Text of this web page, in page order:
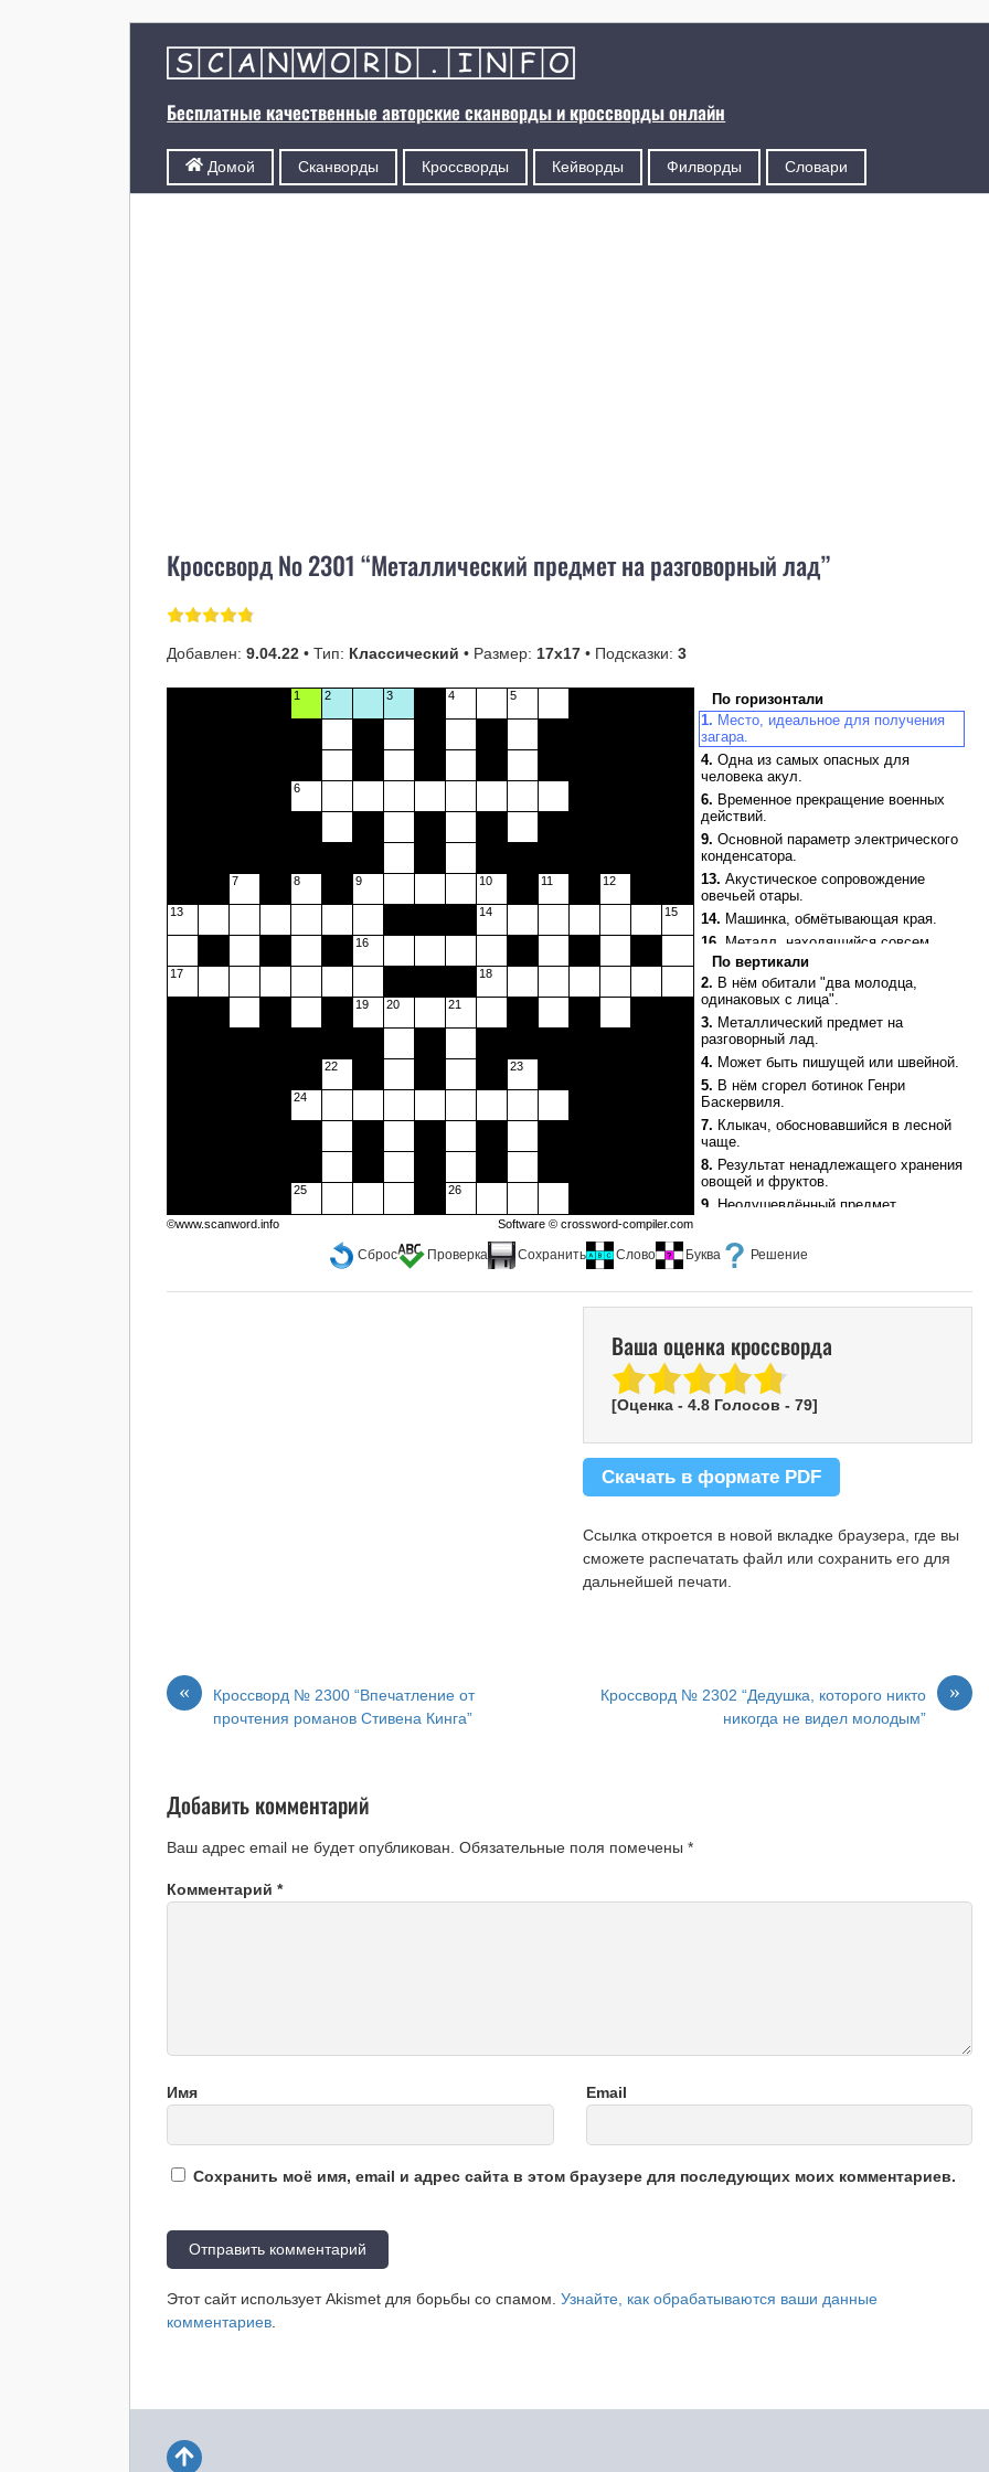
Бесплатные качественные авторские сканворды и кроссворды онлайн
Домой Сканворды Кроссворды Кейворды Филворды Словари
Кроссворд № 2301 “Металлический предмет на разговорный лад”
Добавлен:9.04.22 • Тип: Классический • Размер: 17х17 • Подсказки:3
Сброс Проверка Сохранить Слово Буква Решение
По горизонтали
1. Место, идеальное для получения
загара.
4.Одна из самых опасных для
человека акул.
6. Временное прекращение военных
действий.
9.Основной параметр электрического
конденсатора.
13.Акустическое сопровождение
овечьей отары.
14. Машинка, обмётывающая края.
16. Металл, находящийся совсем
рядом с ураном.
17.Русская народная подвижная игра.
18.Активная готовность к
выполнению трудного дела.
19. Подруга, которую Моська учила
жизни в известной басне.
24.Неожиданное обстоятельство с
осложнениями.
25.Часть сбруи, иногда попадающая
под хвост человеку.
26.Лучше них могут быть только они
сами.
По вертикали
2. В нём обитали "два молодца,
одинаковых с лица".
3. Металлический предмет на
разговорный лад.
4. Может быть пишущей или швейной.
5. В нём сгорел ботинок Генри
Баскервиля.
7. Клыкач, обосновавшийся в лесной
чаще.
8. Результат ненадлежащего хранения
овощей и фруктов.
9. Неодушевлённый предмет,
10.Лирическая песня в фольклоре
молдаван и румын.
любовные интриги.
13.
"Он наказал любовью всех, чтоб в
муках верить научились".
15.Деревянная "палка", которую
20.Сильное, тщеславное стремление
осуществить свою задумку.
21. Созвездие Южного полушария.
23. Вещмешок за плечами
красноармейца.
1 2 3 4 5
6
7 8 9 10 11 12
13 14 15
16
17 18
19 20 21
22 23
24
25 26
©www.scanword.info Software ©crossword-compiler.com
Ваша оценка кроссворда
[Оценка - 4.8Голосов - 79]
Скачать в формате PDF
Ссылка откроется в новой вкладке браузера, где вы
сможете распечатать файл или сохранить его для
дальнейшей печати.
«
Кроссворд № 2300 “Впечатление от
прочтения романов Стивена Кинга”
»
Кроссворд № 2302 “Дедушка, которого никто
никогда не видел молодым”
Добавить комментарий
Ваш адрес email не будет опубликован. Обязательные поля помечены*
Комментарий*
Имя Email
Сохранить моё имя, email и адрес сайта в этом браузере для последующих моих комментариев.
Этот сайт использует Akismet для борьбы со спамом.Узнайте, как обрабатываются ваши данные
комментариев